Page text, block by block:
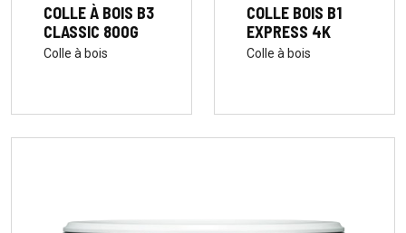
COLLE À BOIS B3
CLASSIC 800G
Colle à bois
COLLE BOIS B1
EXPRESS 4K
Colle à bois